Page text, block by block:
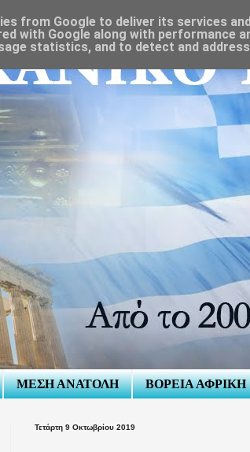
ΜΕΣΗ ΑΝΑΤΟΛΗ ΒΟΡΕΙΑ ΑΦΡΙΚΗ
Τετάρτη 9 Οκτωβρίου 2019
from Google to deliver its services
with Google along with performance
statistics, and to detect and